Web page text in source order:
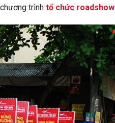
trình tổ chức roadshow